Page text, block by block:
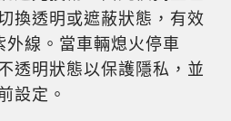
換透明或遮蔽狀態，有效
線。當車輛熄火停車
透明狀態以保護隱私，並
設定。